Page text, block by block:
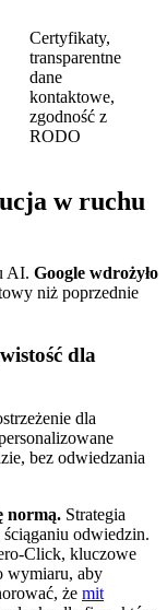
Certyfikaty,
transparentne
dane
kontaktowe,
zgodność z
RODO
w ruchu
AI. Google wdrożyło
niż poprzednie
dla
dla
bez odwiedzania
normą. Strategia
ściąganiu odwiedzin.
Click, kluczowe
wymiaru, aby
że mit